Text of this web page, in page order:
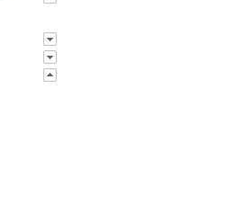
im
BDN